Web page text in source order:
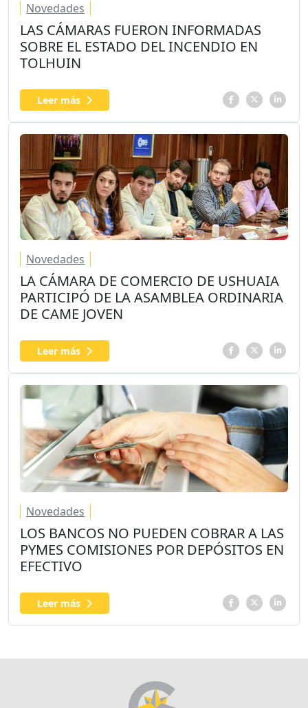
Novedades
LAS CÁMARAS FUERON INFORMADAS
SOBRE EL ESTADO DEL INCENDIO EN
TOLHUIN
Leer más
Novedades
LA CÁMARA DE COMERCIO DE USHUAIA
PARTICIPÓ DE LA ASAMBLEA ORDINARIA
DE CAME JOVEN
Leer más
Novedades
LOS BANCOS NO PUEDEN COBRAR A LAS
PYMES COMISIONES POR DEPÓSITOS EN
EFECTIVO
Leer más